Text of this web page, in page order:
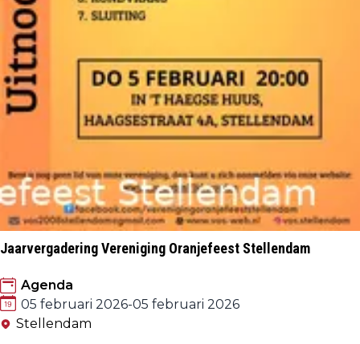
Jaarvergadering Vereniging Oranjefeest Stellendam
Agenda
05 februari 2026-05 februari 2026
Stellendam